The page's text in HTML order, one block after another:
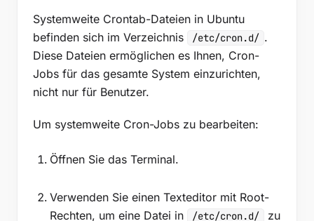
Systemweite Crontab-Dateien in Ubuntu
befinden sich im Verzeichnis
/etc/cron.d/ .
Diese Dateien ermöglichen es Ihnen, Cron-
Jobs für das gesamte System einzurichten,
nicht nur für Benutzer.
Um systemweite Cron-Jobs zu bearbeiten:
Öffnen Sie das Terminal.
Verwenden Sie einen Texteditor mit Root-
Rechten, um eine Datei in
/etc/cron.d/ zu